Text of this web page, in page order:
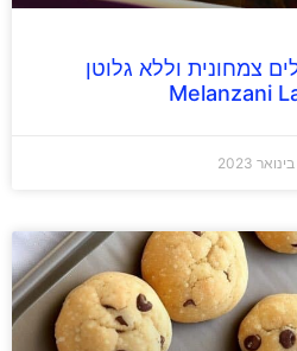
צמחונית וללא גלוטן
Melanzani